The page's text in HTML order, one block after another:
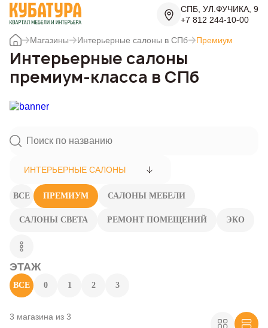
СПБ, УЛ.ФУЧИКА, 9
+7 812 244-10-00
Магазины Интерьерные салоны в СПб Премиум
Интерьерные салоны
премиум-класса в СПб
ИНТЕРЬЕРНЫЕ САЛОНЫ
ВСЕ ПРЕМИУМ САЛОНЫ МЕБЕЛИ
САЛОНЫ СВЕТА РЕМОНТ ПОМЕЩЕНИЙ ЭКО
ЭТАЖ
ВСЕ 0 1 2 3
3 магазина из 3